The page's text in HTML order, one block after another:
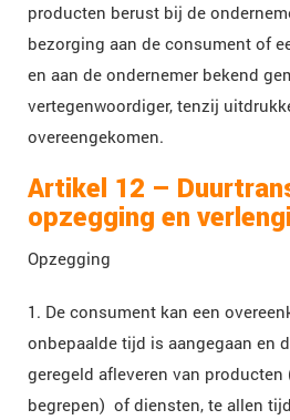
producten berust bij de
bezorging aan de consument of
en aan de ondernemer bekend
vertegenwoordiger, tenzij
overeengekomen.
Artikel 12 –
opzegging en
Opzegging
1. De consument kan een
onbepaalde tijd is aangegaan en
geregeld afleveren van
begrepen) of diensten, te allen